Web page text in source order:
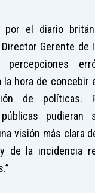
por el diario
Director Gerente de
la hora de concebir
de políticas.
públicas
visión más clara
de la incidencia